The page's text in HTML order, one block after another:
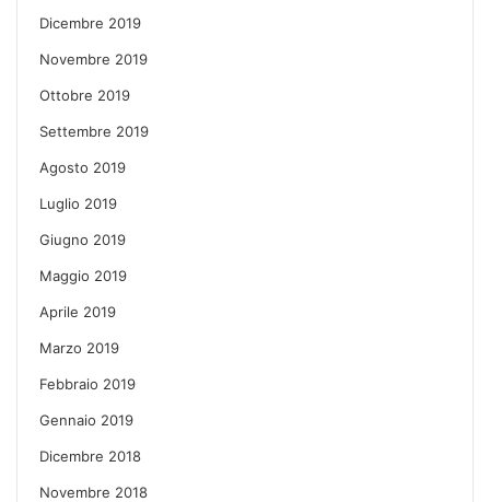
Dicembre 2019
Novembre 2019
Ottobre 2019
Settembre 2019
Agosto 2019
Luglio 2019
Giugno 2019
Maggio 2019
Aprile 2019
Marzo 2019
Febbraio 2019
Gennaio 2019
Dicembre 2018
Novembre 2018